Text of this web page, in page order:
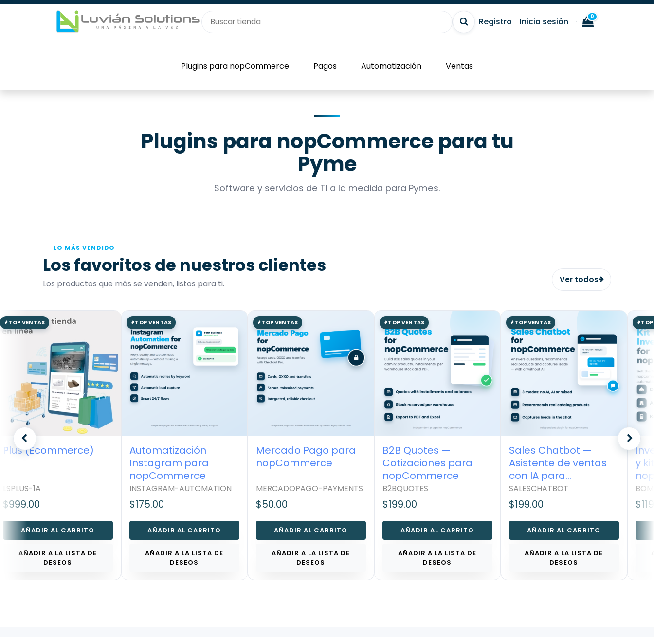
Registro Inicia sesión 0
Plugins para nopCommerce Pagos Automatización Ventas
Plugins para nopCommerce para tu
Pyme
Software y servicios de TI a la medida para Pymes.
LO MÁS VENDIDO
Los favoritos de nuestros clientes
Los productos que más se venden, listos para ti. Ver todos
(Ecommerce)
1A
AÑADIR AL CARRITO
AÑADIR A LA LISTA DE
DESEOS
TOP VENTAS
Automatización
Instagram para
nopCommerce
INSTAGRAM-AUTOMATION
$175.00
AÑADIR AL CARRITO
AÑADIR A LA LISTA DE
DESEOS
TOP VENTAS
Mercado Pago para
nopCommerce
MERCADOPAGO-PAYMENTS
$50.00
AÑADIR AL CARRITO
AÑADIR A LA LISTA DE
DESEOS
TOP VENTAS
B2B Quotes —
Cotizaciones para
nopCommerce
B2BQUOTES
$199.00
AÑADIR AL CARRITO
AÑADIR A LA LISTA DE
DESEOS
TOP VENTAS
Sales Chatbot —
Asistente de ventas
con IA para
nopCommerce
SALESCHATBOT
$199.00
AÑADIR AL CARRITO
AÑADIR A LA LISTA DE
DESEOS
TOP VENTAS
y
TOP